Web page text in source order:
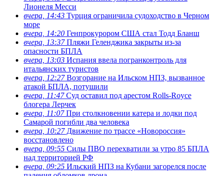
Лионеля Месси
вчера, 14:43 Турция ограничила судоходство в Черном
море
вчера, 14:20 Генпрокурором США стал Тодд Бланш
вчера, 13:37Пляжи Геленджика закрыты из-за
опасности БПЛА
вчера, 13:03 Испания ввела погранконтроль для
итальянских туристов
вчера, 12:27Возгорание на Ильском НПЗ, вызванное
атакой БПЛА, потушили
вчера, 11:47Суд оставил под арестом Rolls-Royce
блогера Лерчек
вчера, 11:07При столкновении катера и лодки под
Самарой погибли два человека
вчера, 10:27Движение по трассе «Новороссия»
восстановлено
вчера, 09:55 Силы ПВО перехватили за утро 85 БПЛА
над территорией РФ
вчера, 09:25 Ильский НПЗ на Кубани загорелся после